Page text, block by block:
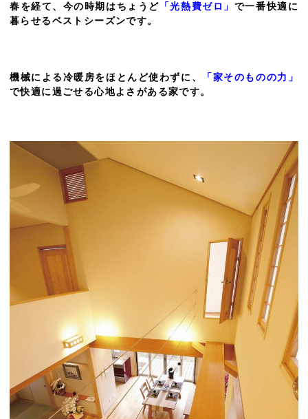
春を経て、今の時期はちょうど 「光熱費ゼロ」 で一番快適に
暮らせるベストシーズンです。
機械による冷暖房をほとんど使わずに、
「家そのものの力」
で快適に過ごせる心地よさがある家です。